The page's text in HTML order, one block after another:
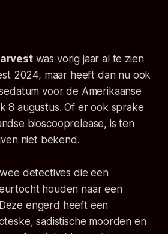
was vorig jaar al te zien
2024, maar heeft dan nu ook
voor de Amerikaanse
8 augustus. Of er ook sprake
bioscooprelease, is ten
niet bekend.
detectives die een
houden naar een
engerd heeft een
sadistische moorden en